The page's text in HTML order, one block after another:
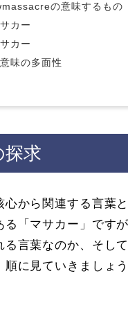
の意味するもの
カー
カー
味の多面性
探求
から関連する言葉
「マサカー」です
言葉なのか、そし
に見ていきましょう